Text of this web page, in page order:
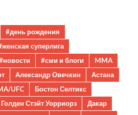
#день рождения
суперлига
#сми и блоги
MMA
Александр Овечкин
Астана
UFC
Бостон Селтикс
Голден Стэйт Уорриорз
Дакар